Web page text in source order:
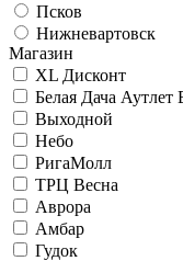
Псков
Нижневартовск
Магазин
XL Дисконт
Белая Дача
Выходной
Небо
РигаМолл
ТРЦ Весна
Аврора
Амбар
Гудок